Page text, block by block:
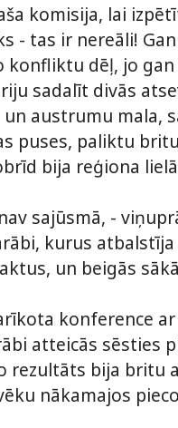
komisija, lai
- tas ir nereāli!
dēļ, jo
sadalīt divās
austrumu mala,
puses, paliktu
bija reģiona
sajūsmā, -
kurus
un beigās
konference
atteicās sēsties
rezultāts bija britu
nākamajos